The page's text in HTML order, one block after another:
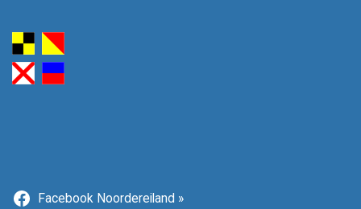
Facebook Noordereiland »